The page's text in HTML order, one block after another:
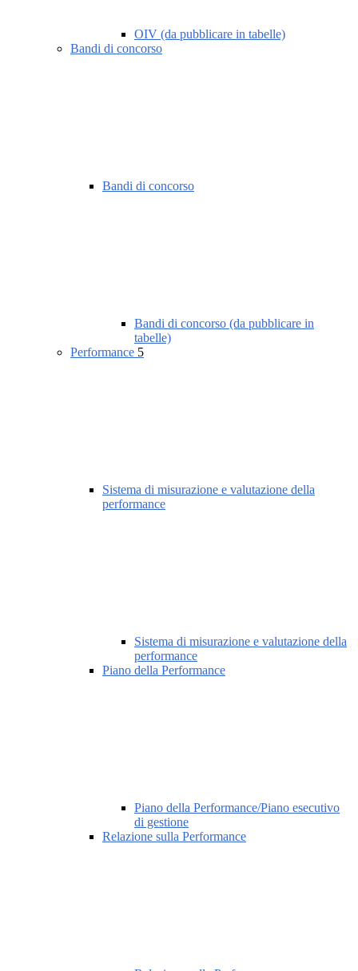
OIV (da pubblicare in tabelle)
Bandi di concorso
Bandi di concorso
Bandi di concorso (da pubblicare in
tabelle)
Performance 5
Sistema di misurazione e valutazione della
performance
Sistema di misurazione e valutazione della
performance
Piano della Performance
Piano della Performance/Piano esecutivo
di gestione
Relazione sulla Performance